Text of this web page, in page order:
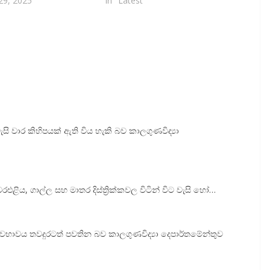
වාර කිහිපයක් ඇති විය හැකි බව කාලගුණවිද්‍යා
ගාල්ල සහ මාතර දිස්ත්‍රික්කවල විටින් විට වැසි හෝ…
තවදුරටත් පවතින බව කාලගුණවිද්‍යා දෙපාර්තමේන්තුව